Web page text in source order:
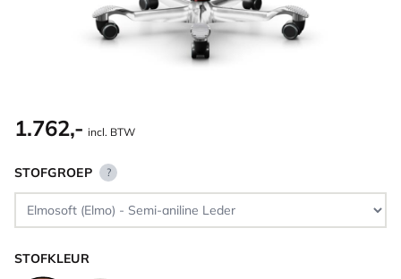
1.762,- incl. BTW
STOFGROEP ?
STOFKLEUR